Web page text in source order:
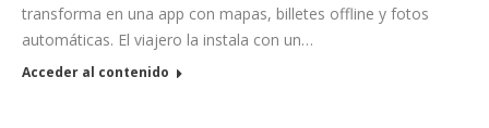
transforma en una app con mapas, billetes offline y fotos
automáticas. El viajero la instala con un…
Acceder al contenido